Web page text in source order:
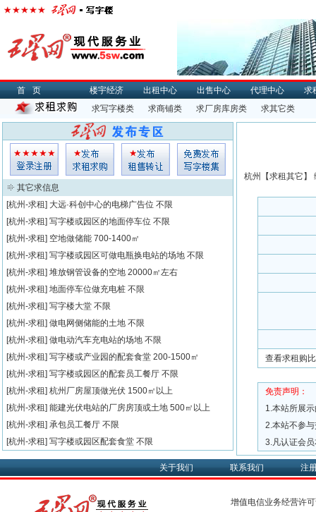
首页 楼宇经济 出租中心 出售中心 代理中心
求
求写字楼类
求商铺类 求厂房库房类 求其它类
杭州【求租其它】
查看求租购
免责声明：
1.本站所展
2.本站不参
3.凡认证会
其它求信息
[杭州-求租] 大远·科创中心的电梯广告位 不限
[杭州-求租] 写字楼或园区的地面停车位 不限
[杭州-求租] 空地做储能 700-1400㎡
[杭州-求租] 写字楼或园区可做电瓶换电站的场地 不限
[杭州-求租] 堆放钢管设备的空地 20000㎡左右
[杭州-求租] 地面停车位做充电桩 不限
[杭州-求租] 写字楼大堂 不限
[杭州-求租] 做电网侧储能的土地 不限
[杭州-求租] 做电动汽车充电站的场地 不限
[杭州-求租] 写字楼或产业园的配套食堂 200-1500㎡
[杭州-求租] 写字楼或园区的配套员工餐厅 不限
[杭州-求租] 杭州厂房屋顶做光伏 1500㎡以上
[杭州-求租] 能建光伏电站的厂房房顶或土地 500㎡以上
[杭州-求租] 承包员工餐厅 不限
[杭州-求租] 写字楼或园区配套食堂 不限
关于我们 联系我们 注
增值电信业务经营许